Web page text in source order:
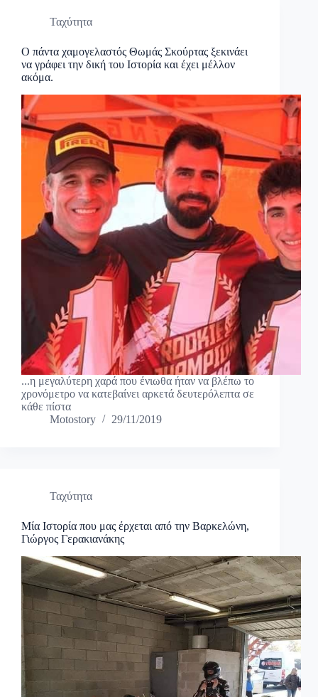
Ταχύτητα
Ο πάντα χαμογελαστός Θωμάς Σκούρτας ξεκινάει
να γράφει την δική του Ιστορία και έχει μέλλον
ακόμα.
...η μεγαλύτερη χαρά που ένιωθα ήταν να βλέπω το
χρονόμετρο να κατεβαίνει αρκετά δευτερόλεπτα σε
κάθε πίστα
Motostory
29/11/2019
Ταχύτητα
Μία Ιστορία που μας έρχεται από την Βαρκελώνη,
Γιώργος Γερακιανάκης